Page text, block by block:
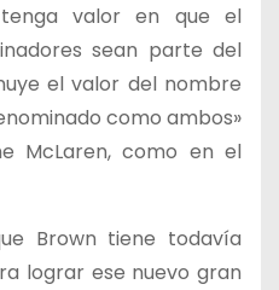
valor en que el
sean parte del
el valor del nombre
como ambos»
McLaren, como en el
Brown tiene todavía
lograr ese nuevo gran